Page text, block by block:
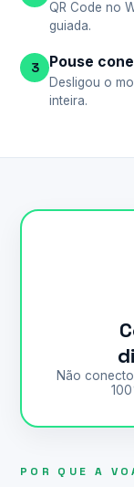
QR Code no
guiada.
3 Pouse
Desligou o
inteira.
Não
POR QUE A